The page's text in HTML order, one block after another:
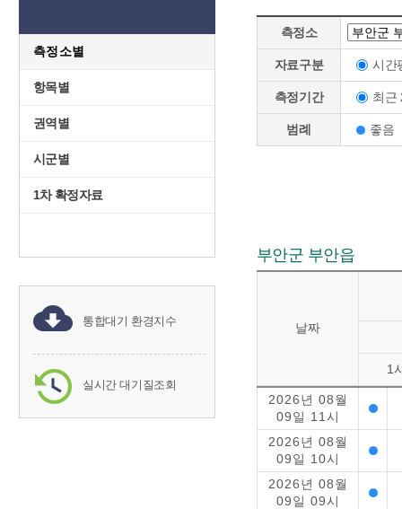
측정소별
항목별
권역별
시군별
1차 확정자료
통합대기 환경지수
실시간 대기질조회
측정소
자료구분 시간
측정기간 최근
범례 좋음
부안군 부안읍
날짜
1
2026년 08월
09일 11시
2026년 08월
09일 10시
2026년 08월
09일 09시